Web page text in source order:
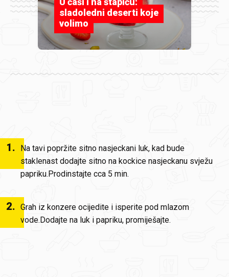
sladoledni deserti koje
volimo
1.
Na tavi popržite sitno nasjeckani luk, kad bude
staklenast dodajte sitno na kockice nasjeckanu svježu
papriku.Prodinstajte cca 5 min.
2. Grah iz konzere ocijedite i isperite pod mlazom
vode.Dodajte na luk i papriku, promiješajte.